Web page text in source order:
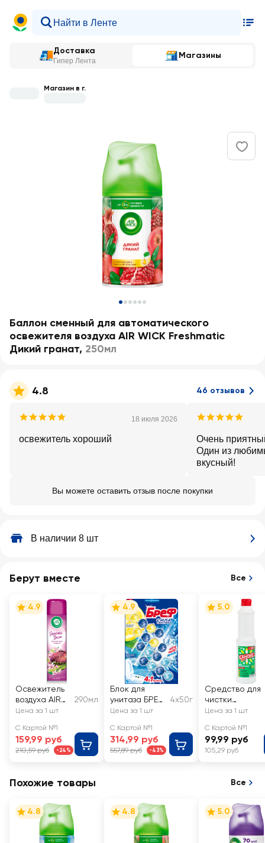
Доставка
Гипер Лента
Магазины
Магазин в г.
Баллон сменный для автоматического
освежителя воздуха AIR WICK Freshmatic
Дикий гранат, 250мл
4.8 46 отзывов
18 июля 2026
освежитель хороший
Очень
Один из
вкусный!
Вы можете оставить отзыв после покупки
В наличии 8 шт
Берут вместе Все
4.9
Освежитель
воздуха AIR
WICK
весна
Цветущая
сакура и
290мл
Цена за 1 шт
С Картой №1
159,99 руб
210,59 руб -24%
4.9
Блок для
унитаза БРЕФ
Сила-Актив
свежесть и
Океанский
бриз, 4x50г
4х50г
Цена за 1 шт
С Картой №1
314,99 руб
557,89 руб -43%
5.0
Средство для
чистки
сантехники
Цена за 1 шт
С Картой №1
99,99 руб
105,29 руб
Похожие товары Все
4.8 4.8 5.0